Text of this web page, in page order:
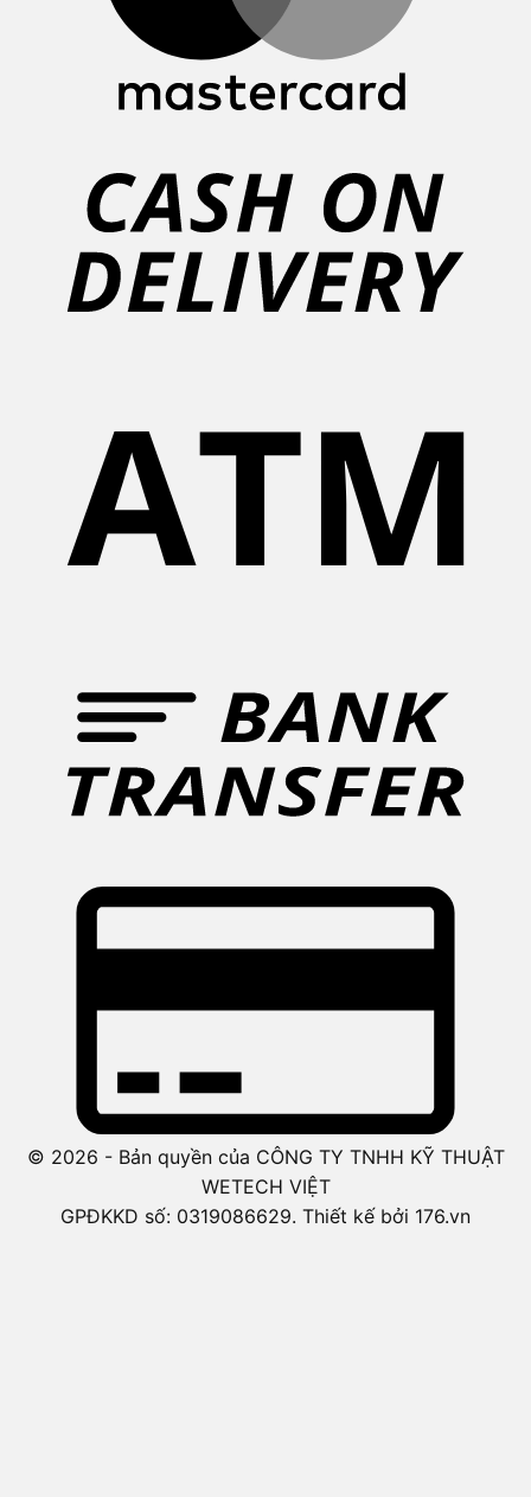
© 2026 - Bản quyền của CÔNG TY TNHH KỸ THUẬT
WETECH VIỆT
GPĐKKD số: 0319086629. Thiết kế bởi 176.vn